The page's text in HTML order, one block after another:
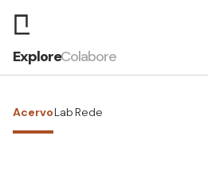
ExploreColabore
AcervoLab Rede